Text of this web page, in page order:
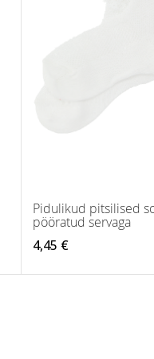
Pidulikud pitsilised
pööratud servaga
4,45 €